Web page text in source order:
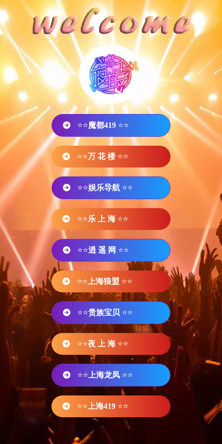
⭐⭐魔都419 ⭐⭐
⭐⭐万 花 楼 ⭐⭐
⭐⭐娱乐导航 ⭐⭐
⭐⭐乐 上 海 ⭐⭐
⭐⭐逍 遥 网 ⭐⭐
⭐⭐ 上海狼盟 ⭐⭐
⭐⭐贵族宝贝 ⭐⭐
⭐⭐夜 上 海 ⭐⭐
⭐⭐ 上海龙凤 ⭐⭐
⭐⭐ 上海419 ⭐⭐